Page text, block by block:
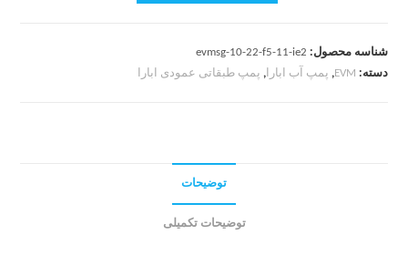
شناسه محصول: evmsg-10-22-f5-11-ie2
دسته: EVM
, پمپ آب ابارا, پمپ طبقاتی عمودی ابارا
توضیحات
توضیحات تکمیلی